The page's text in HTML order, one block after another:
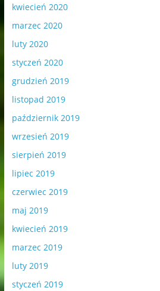
kwiecień 2020
marzec 2020
luty 2020
styczeń 2020
grudzień 2019
listopad 2019
październik 2019
wrzesień 2019
sierpień 2019
lipiec 2019
czerwiec 2019
maj 2019
kwiecień 2019
marzec 2019
luty 2019
styczeń 2019